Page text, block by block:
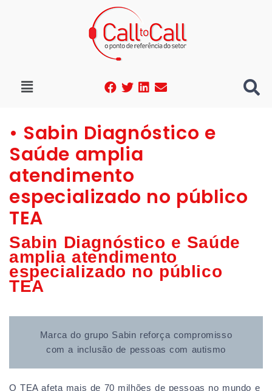
• Sabin Diagnóstico e
Saúde amplia
atendimento
especializado no público
TEA
Sabin Diagnóstico e Saúde
amplia atendimento
especializado no público
TEA
Marca do grupo Sabin reforça compromisso
com a inclusão de pessoas com autismo
O TEA afeta mais de 70 milhões de pessoas no mundo e